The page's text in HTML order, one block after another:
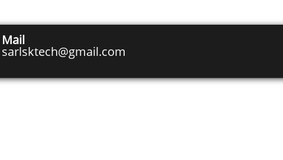
Mail
sarlsktech@gmail.com